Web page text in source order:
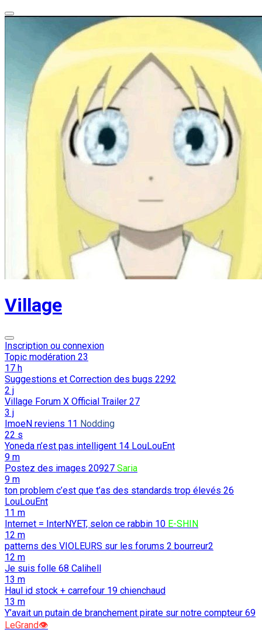
Village
Inscription ou connexion
Topic modération 23
17 h
Suggestions et Correction des bugs 2292
2 j
Village Forum X Official Trailer 27
3 j
ImoeN reviens 11 Nodding
22 s
Yoneda n’est pas intelligent 14 LouLouEnt
9 m
Postez des images 20927 Saria
9 m
ton problem c’est que t’as des standards trop élevés 26
LouLouEnt
11 m
Internet = InterNYET, selon ce rabbin 10 E-SHIN
12 m
patterns des VIOLEURS sur les forums 2 bourreur2
12 m
Je suis folle 68 Calihell
13 m
Haul id stock + carrefour 19 chienchaud
13 m
Y’avait un putain de branchement pirate sur notre compteur 69
LeGrand👁️